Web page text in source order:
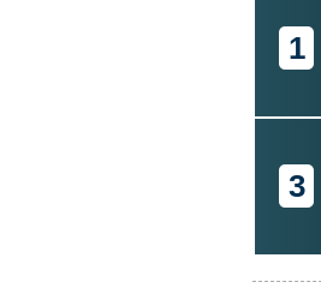
1
3